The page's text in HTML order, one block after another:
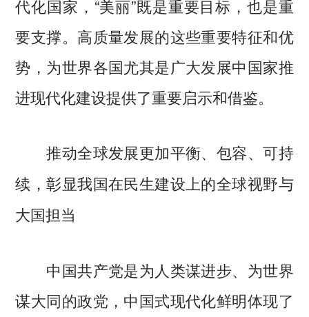
代化国家，“美丽”既是重要目标，也是重
要支撑。高质量发展的这些重要特征和优
势，为世界各国尤其是广大发展中国家推
进现代化建设提供了重要启示和借鉴。
推动全球发展更加平衡、包容、可持
续，彰显我国在民生建设上的全球视野与
大国担当
中国共产党是为人类谋进步、为世界
谋大同的政党，中国式现代化鲜明体现了